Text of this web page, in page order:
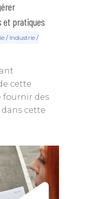
et pratiques
/ Industrie /
cette
fournir des
dans cette